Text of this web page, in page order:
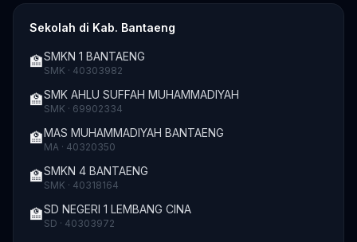
Sekolah di Kab. Bantaeng
🏫SMKN 1 BANTAENG
SMK · 40303982
🏫SMK AHLU SUFFAH MUHAMMADIYAH
SMK · 69902334
🏫MAS MUHAMMADIYAH BANTAENG
MA · 40320350
🏫SMKN 4 BANTAENG
SMK · 40318164
🏫SD NEGERI 1 LEMBANG CINA
SD · 40303972